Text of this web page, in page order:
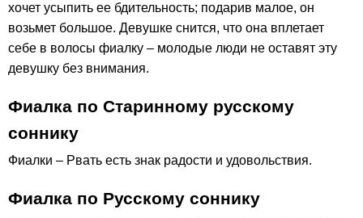
хочет усыпить ее бдительность; подарив малое, он
возьмет большое. Девушке снится, что она вплетает
себе в волосы фиалку – молодые люди не оставят эту
девушку без внимания.
Фиалка по Старинному русскому
соннику
Фиалки – Рвать есть знак радости и удовольствия.
Фиалка по Русскому соннику